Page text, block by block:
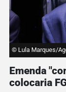
© Lula Marques/
Emenda
colocaria